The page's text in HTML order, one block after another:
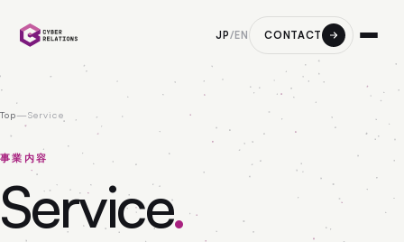
JP/EN CONTACT
Top—Service
事業内容
Service.